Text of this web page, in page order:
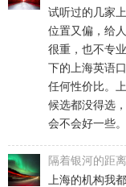
试听过的几家
位置又偏，给
很重，也不专
下的上海英语
任何性价比。
候选都没得选
会不会好一些。
隔着银河的距离
上海的机构我